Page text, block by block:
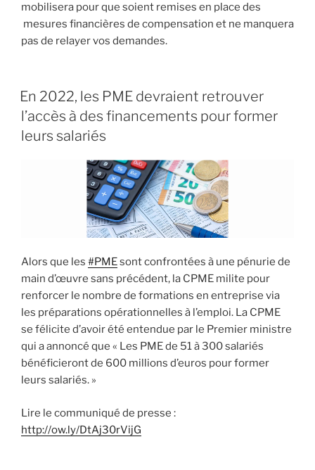
mobilisera pour que soient remises en place des
mesures financières de compensation et ne manquera
pas de relayer vos demandes.
En 2022, les PME devraient retrouver
l’accès à des financements pour former
leurs salariés
Alors que les #PMEsont confrontées à une pénurie de
main d’œuvre sans précédent, la CPME milite pour
renforcer le nombre de formations en entreprise via
les préparations opérationnelles à l’emploi. La CPME
se félicite d’avoir été entendue par le Premier ministre
qui a annoncé que « Les PME de 51 à 300 salariés
bénéficieront de 600 millions d’euros pour former
leurs salariés. »
Lire le communiqué de presse :
http://ow.ly/DtAj30rVijG